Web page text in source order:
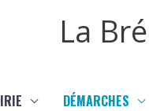
La
DÉMARCHES